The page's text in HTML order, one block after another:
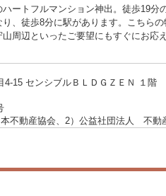
ートフルマンション神出。徒歩19
、徒歩8分に駅があります。こちら
周辺といったご要望にもすぐにお応
4-15 センシブルＢＬＤＧＺＥＮ １階
不動産協会、2）公益社団法人 不動